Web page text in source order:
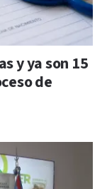
y ya son 15
de